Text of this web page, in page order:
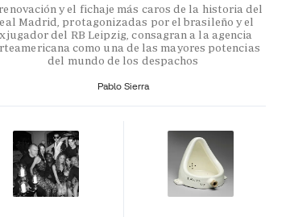
y el fichaje más caros de la historia del
Madrid, protagonizadas por el brasileño y el
del RB Leipzig, consagran a la agencia
como una de las mayores potencias
del mundo de los despachos
Pablo Sierra